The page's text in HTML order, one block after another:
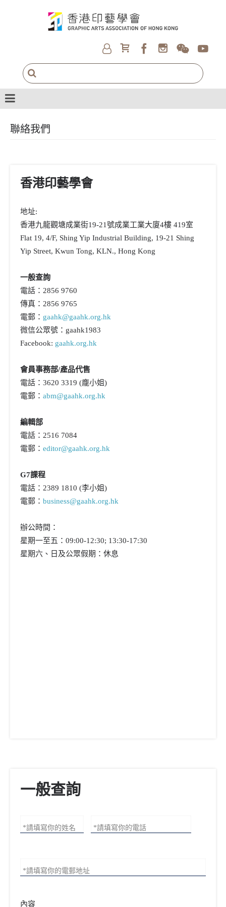
聯絡我們
香港印藝學會
地址:
香港九龍觀塘成業街19-21號成業工業大廈4樓 419室
Flat 19, 4/F, Shing Yip Industrial Building, 19-21 Shing
Yip Street, Kwun Tong, KLN., Hong Kong
一般查詢
電話：2856 9760
傳真：2856 9765
電郵： gaahk@gaahk.org.hk
微信公眾號：gaahk1983
Facebook: gaahk.org.hk
會員事務部/產品代售
電話：3620 3319 (龐小姐)
電郵： abm@gaahk.org.hk
編輯部
電話：2516 7084
電郵： editor@gaahk.org.hk
G7課程
電話：2389 1810 (李小姐)
電郵： business@gaahk.org.hk
辦公時間：
星期一至五：09:00-12:30; 13:30-17:30
星期六、日及公眾假期：休息
一般查詢
*請填寫你的姓名 *請填寫你的電話
*請填寫你的電郵地址
內容